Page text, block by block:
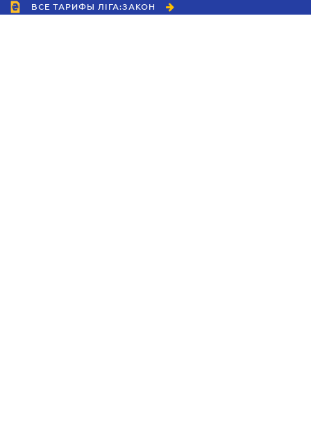
ВСЕ ТАРИФЫ ЛІГА:ЗАКОН